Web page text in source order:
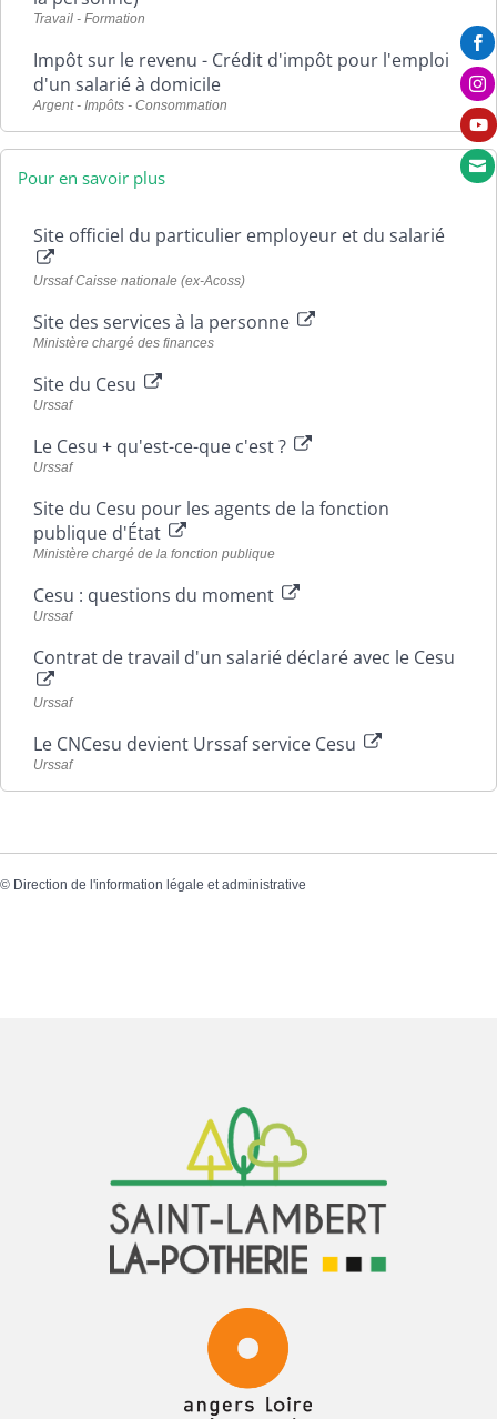




Travail - Formation
Impôt sur le revenu - Crédit d'impôt pour l'emploi
d'un salarié à domicile
Argent - Impôts - Consommation
Pour en savoir plus
Site officiel du particulier employeur et du salarié
Urssaf Caisse nationale (ex-Acoss)
Site des services à la personne
Ministère chargé des finances
Site du Cesu
Urssaf
Le Cesu + qu'est-ce-que c'est ?
Urssaf
Site du Cesu pour les agents de la fonction
publique d'État
Ministère chargé de la fonction publique
Cesu : questions du moment
Urssaf
Contrat de travail d'un salarié déclaré avec le Cesu
Urssaf
Le CNCesu devient Urssaf service Cesu
Urssaf
© Direction de l'information légale et administrative